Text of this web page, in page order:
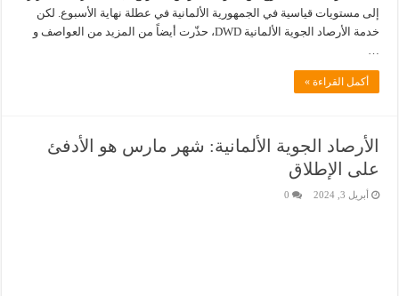
إلى مستويات قياسية في الجمهورية الألمانية في عطلة نهاية الأسبوع. لكن
خدمة الأرصاد الجوية الألمانية DWD، حذّرت أيضاً من المزيد من العواصف و
أكمل القراءة »
الأرصاد الجوية الألمانية: شهر مارس هو الأدفئ
على الإطلاق
أبريل 3, 2024 0